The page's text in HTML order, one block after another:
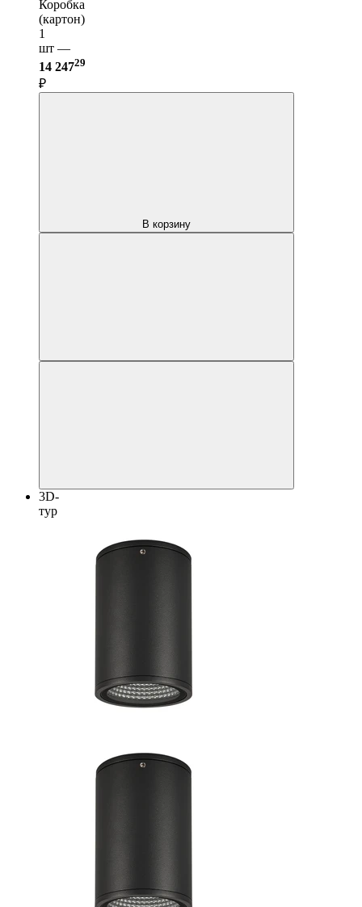
Коробка
(картон)
1
шт —
14 24729
₽
В корзину
3D-
тур